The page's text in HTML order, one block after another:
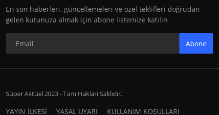
En son haberleri, güncellemeleri ve özel teklifleri doğrudan
gelen kutunuza almak için abone listemize katılın
Abone
Süper Aktüel 2023 - Tüm Hakları Saklıdır.
YAYIN İLKESİ YASAL UYARI KULLANIM KOŞULLARI